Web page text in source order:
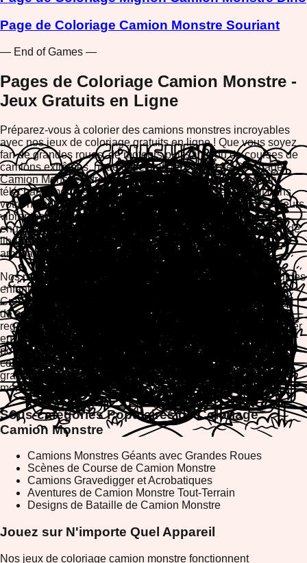
Page de Coloriage Camion Monstre Souriant
— End of Games —
Pages de Coloriage Camion Monstre -
Jeux Gratuits en Ligne
Préparez-vous à colorier des camions monstres incroyables
avec nos jeux de coloriage gratuits en ligne ! Que vous soyez
fan de grandes roues, de moteurs puissants ou de courses de
camions extrêmes, notre collection de Pages de Coloriage
Camion Monstre offre des heures de plaisir créatif. Aucun
téléchargement requis—jouez simplement directement dans
votre navigateur sur n'importe quel appareil. Avec des couleurs
vibrantes, des outils faciles à utiliser et des designs
engageants, ces jeux de coloriage gratuits vous permettent de
libérer votre créativité tout en vous détendant et en vous
amusant.
Nos pages de coloriage camion monstre sont parfaites pour les
enfants et les adultes qui aiment les véhicules et l'aventure.
Créez des chefs-d'œuvre en choisissant parmi un arc-en-ciel
de couleurs, personnalisez chaque design de camion et
regardez votre œuvre d'art prendre vie. Que vous vouliez jouer
en ligne, imprimer vos créations préférées ou les télécharger
pour les partager avec vos amis, notre plateforme rend le
coloriage accessible, adapté aux mobiles et complètement
gratuit. Commencez votre aventure de coloriage camion
monstre maintenant !
Sous-catégories Populaires de Coloriage
Camion Monstre
Camions Monstres Géants avec Grandes Roues
Scènes de Course de Camion Monstre
Camions Gravedigger et Acrobatiques
Aventures de Camion Monstre Tout-Terrain
Designs de Bataille de Camion Monstre
Jouez sur N'importe Quel Appareil
Nos jeux de coloriage camion monstre fonctionnent